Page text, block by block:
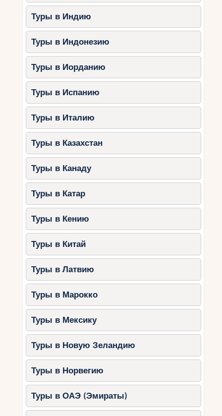
Туры в Индию
Туры в Индонезию
Туры в Иорданию
Туры в Испанию
Туры в Италию
Туры в Казахстан
Туры в Канаду
Туры в Катар
Туры в Кению
Туры в Китай
Туры в Латвию
Туры в Марокко
Туры в Мексику
Туры в Новую Зеландию
Туры в Норвегию
Туры в ОАЭ (Эмираты)